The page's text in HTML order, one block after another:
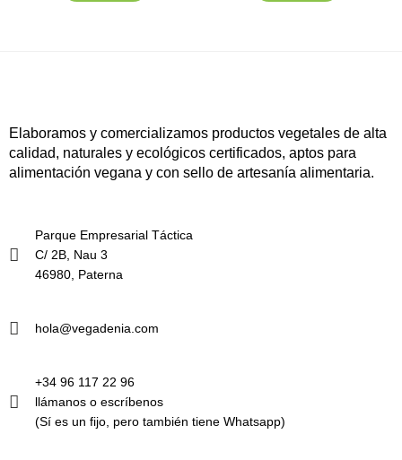
Elaboramos y comercializamos productos vegetales de alta
calidad, naturales y ecológicos certificados, aptos para
alimentación vegana y con sello de artesanía alimentaria.
Parque Empresarial Táctica
C/ 2B, Nau 3
46980, Paterna
hola@vegadenia.com
+34 96 117 22 96
llámanos o escríbenos
(Sí es un fijo, pero también tiene Whatsapp)